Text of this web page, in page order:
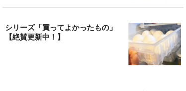
シリーズ「買ってよかったもの」
【絶賛更新中！】